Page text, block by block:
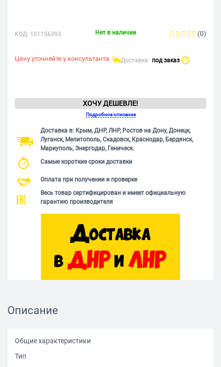
КОД: 101156393 Нет в наличии (0)
Цену уточняйте у консультанта Доставка: под заказ ?
ХОЧУ ДЕШЕВЛЕ!
Подробное описание
Доставка в: Крым, ДНР, ЛНР, Ростов на Дону, Донецк,
Луганск, Мелитополь, Скадовск, Краснодар, Бердянск,
Мариуполь, Энергодар, Геническ.
Самые короткие сроки доставки
Оплата при получении и проверке
Весь товар сертифицирован и имеет официальную
гарантию производителя
Описание
Общие характеристики
Тип